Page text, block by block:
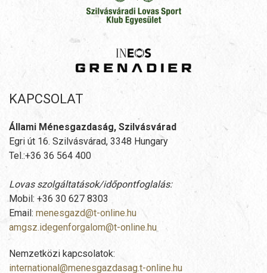
KAPCSOLAT
Állami Ménesgazdaság, Szilvásvárad
Egri út 16. Szilvásvárad, 3348 Hungary
Tel.:+36 36 564 400
Lovas szolgáltatások/időpontfoglalás:
Mobil: +36 30 627 8303
Email: menesgazd@t-online.hu
amgsz.idegenforgalom@t-online.hu
Nemzetközi kapcsolatok:
international@menesgazdasag.t-online.hu